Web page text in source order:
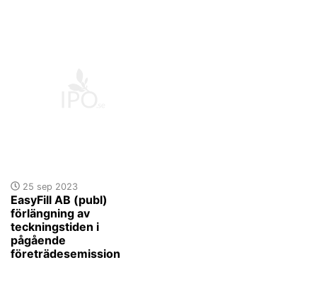
25 sep 2023
EasyFill AB (publ)
förlängning av
teckningstiden i
pågående
företrädesemission